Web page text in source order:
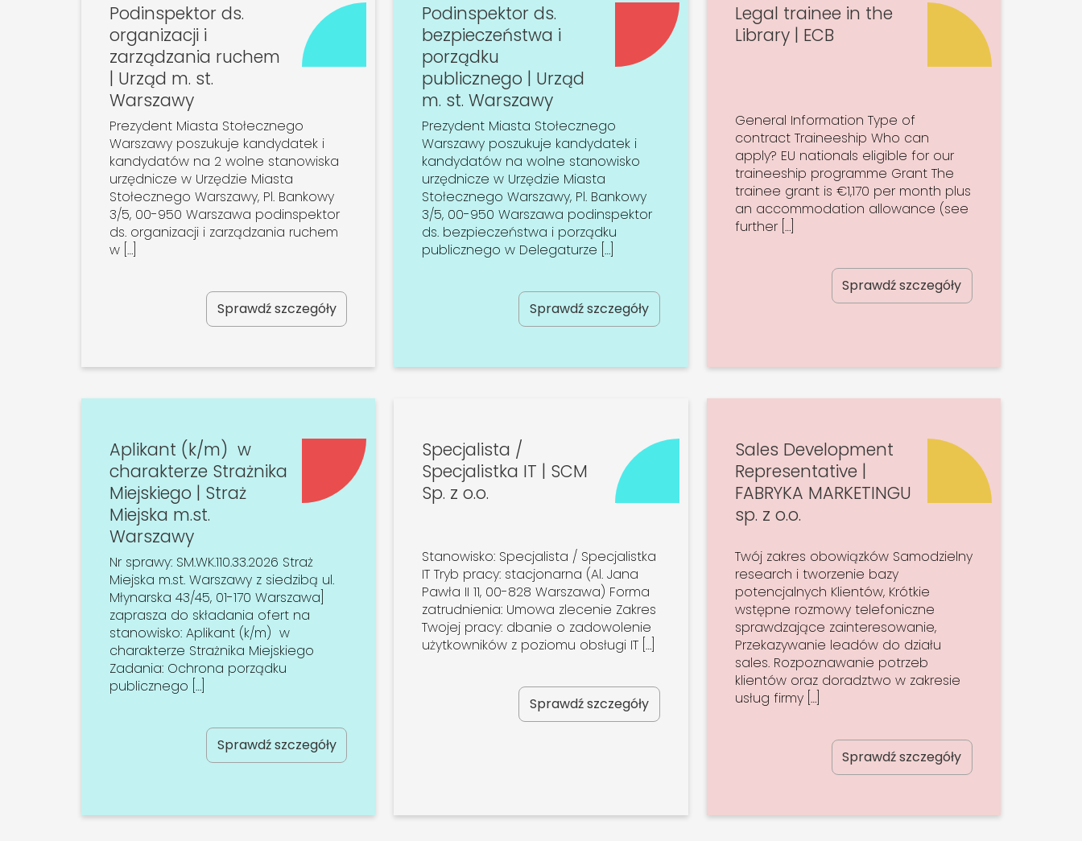
Podinspektor ds.
organizacji i
zarządzania ruchem
| Urząd m. st.
Warszawy
Prezydent Miasta Stołecznego
Warszawy poszukuje kandydatek i
kandydatów na 2 wolne stanowiska
urzędnicze w Urzędzie Miasta
Stołecznego Warszawy, Pl. Bankowy
3/5, 00-950 Warszawa podinspektor
ds. organizacji i zarządzania ruchem
w […]
Sprawdź szczegóły
Podinspektor ds.
bezpieczeństwa i
porządku
publicznego | Urząd
m. st. Warszawy
Prezydent Miasta Stołecznego
Warszawy poszukuje kandydatek i
kandydatów na wolne stanowisko
urzędnicze w Urzędzie Miasta
Stołecznego Warszawy, Pl. Bankowy
3/5, 00-950 Warszawa podinspektor
ds. bezpieczeństwa i porządku
publicznego w Delegaturze […]
Sprawdź szczegóły
Legal trainee in the
Library | ECB
General Information Type of
contract Traineeship Who can
apply? EU nationals eligible for our
traineeship programme Grant The
trainee grant is €1,170 per month plus
an accommodation allowance (see
further […]
Sprawdź szczegóły
Aplikant (k/m) w
charakterze Strażnika
Miejskiego | Straż
Miejska m.st.
Warszawy
Nr sprawy: SM.WK.110.33.2026 Straż
Miejska m.st. Warszawy z siedzibą ul.
Młynarska 43/45, 01-170 Warszawa]
zaprasza do składania ofert na
stanowisko: Aplikant (k/m) w
charakterze Strażnika Miejskiego
Zadania: Ochrona porządku
publicznego […]
Sprawdź szczegóły
Specjalista /
Specjalistka IT | SCM
Sp. z o.o.
Stanowisko: Specjalista / Specjalistka
IT Tryb pracy: stacjonarna (Al. Jana
Pawła II 11, 00-828 Warszawa) Forma
zatrudnienia: Umowa zlecenie Zakres
Twojej pracy: dbanie o zadowolenie
użytkowników z poziomu obsługi IT […]
Sprawdź szczegóły
Sales Development
Representative |
FABRYKA MARKETINGU
sp. z o.o.
Twój zakres obowiązków Samodzielny
research i tworzenie bazy
potencjalnych Klientów, Krótkie
wstępne rozmowy telefoniczne
sprawdzające zainteresowanie,
Przekazywanie leadów do działu
sales. Rozpoznawanie potrzeb
klientów oraz doradztwo w zakresie
usług firmy […]
Sprawdź szczegóły